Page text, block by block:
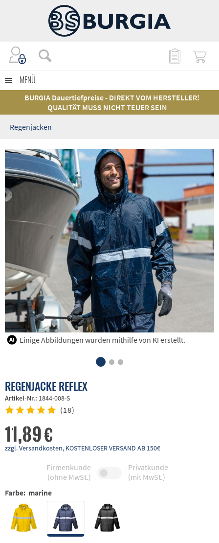
MENÜ
BURGIA Dauertiefpreise - DIREKT VOM HERSTELLER!
QUALITÄT MUSS NICHT TEUER SEIN
Regenjacken
Einige Abbildungen wurden mithilfe von KI erstellt.
REGENJACKE REFLEX
Artikel-Nr.: 1844-008-S
(18)
11,89 €
zzgl. Versandkosten, KOSTENLOSER VERSAND AB 150€
Firmenkunde
(ohne MwSt.)
Privatkunde
(mit MwSt.)
Farbe: marine